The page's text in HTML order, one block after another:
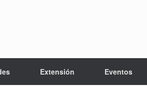
Extensión Eventos